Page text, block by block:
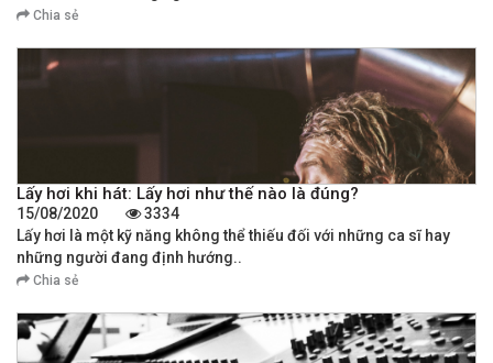
Chia sẻ
Lấy hơi khi hát: Lấy hơi như thế nào là đúng?
15/08/2020
3334
Lấy hơi là một kỹ năng không thể thiếu đối với những ca sĩ hay
những người đang định hướng..
Chia sẻ